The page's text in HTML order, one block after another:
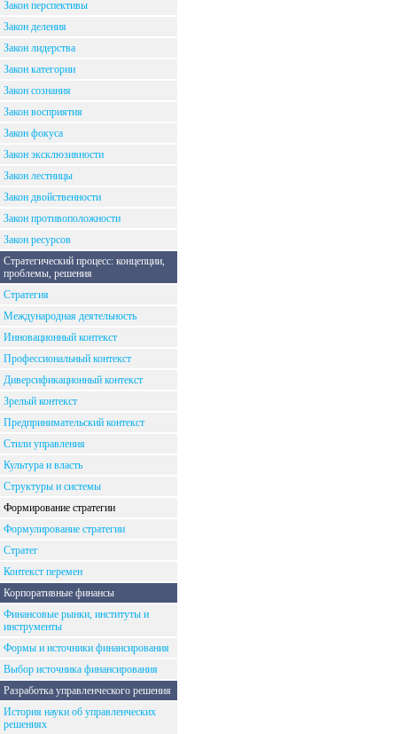
Закон перспективы
Закон деления
Закон лидерства
Закон категории
Закон сознания
Закон восприятия
Закон фокуса
Закон эксклюзивности
Закон лестницы
Закон двойственности
Закон противоположности
Закон ресурсов
Стратегический процесс: концепции,
проблемы, решения
Стратегия
Международная деятельность
Инновационный контекст
Профессиональный контекст
Диверсификационный контекст
Зрелый контекст
Предпринимательский контекст
Стили управления
Культура и власть
Структуры и системы
Формирование стратегии
Формулирование стратегии
Стратег
Контекст перемен
Корпоративные финансы
Финансовые рынки, институты и
инструменты
Формы и источники финансирования
Выбор источника финансирования
Разработка управленческого решения
История науки об управленческих
решениях